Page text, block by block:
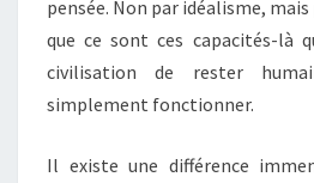
pensée. Non par idéalisme,
que ce sont ces capacités-là
civilisation de rester
simplement fonctionner.
Il existe une différence